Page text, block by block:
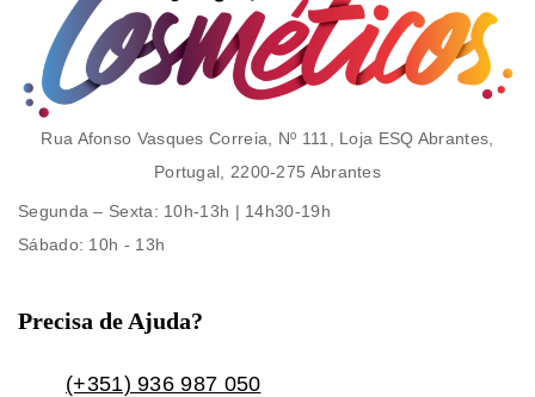
Rua Afonso Vasques Correia, Nº 111, Loja ESQ Abrantes,
Portugal, 2200-275 Abrantes
Segunda – Sexta: 10h-13h | 14h30-19h
Sábado: 10h - 13h
Precisa de Ajuda?
(+351) 936 987 050